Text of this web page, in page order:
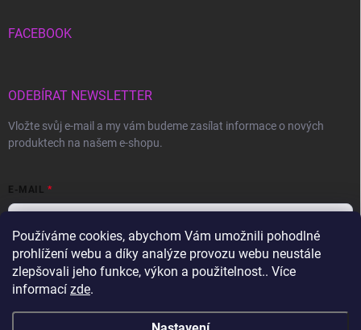
Používáme cookies, abychom Vám umožnili pohodlné
prohlížení webu a díky analýze provozu webu neustále
zlepšovali jeho funkce, výkon a použitelnost.. Více
informací zde.
FACEBOOK
ODEBÍRAT NEWSLETTER
Vložte svůj e-mail a my vám budeme zasílat informace o nových
produktech na našem e-shopu.
E-MAIL
Vložením e-mailu souhlasíte spodmínkami ochrany osobních údajů
Přihlásit se